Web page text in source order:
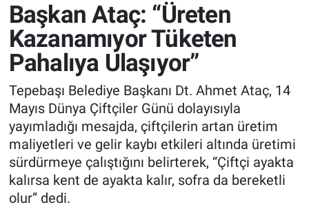
Başkan Ataç: “Üreten
Kazanamıyor Tüketen
Pahalıya Ulaşıyor”
Tepebaşı Belediye Başkanı Dt. Ahmet Ataç, 14
Mayıs Dünya Çiftçiler Günü dolayısıyla
yayımladığı mesajda, çiftçilerin artan üretim
maliyetleri ve gelir kaybı etkileri altında üretimi
sürdürmeye çalıştığını belirterek, “Çiftçi ayakta
kalırsa kent de ayakta kalır, sofra da bereketli
olur” dedi.
YAZARLAR
GÜNDEM
SİYASET
TEKNOLOJİ
EKONOMİ
SPOR
Eskişehir Trafik Yoğunluk Haritası
Süper Lig Puan Durumu ve Fikstür
Tüm Manşetler
Son Dakika Haberleri
Haber Arşivi